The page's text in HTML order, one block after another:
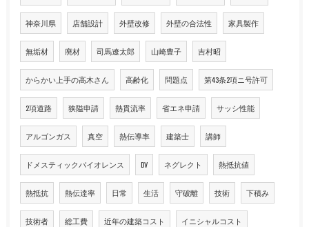
神奈川県 店舗設計 外壁改修 外壁の合法性 家具製作
無垢材 廃材 司馬遼太郎 山崎豊子 吉村昭
からかい上手の高木さん 高齢化 問題点 第43条2項ニ号許可
2項道路 狭隘申請 熱貫流率 省エネ申請 サッシ性能
アルゴンガス 真空 熱伝導率 建築士 講師
ドメスティックバイオレンス DV ネグレクト 熱抵抗値
熱抵抗 熱伝達率 日常 生活 守破離 技術 下積み
技術者 総工費 近年の建築コスト イニシャルコスト